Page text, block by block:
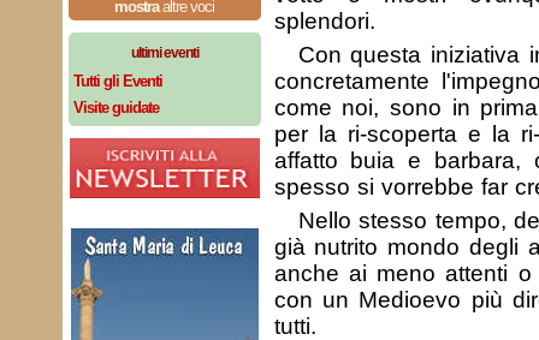
mostraaltre voci
ultimi eventi
Tutti gli Eventi
Visite guidate
splendori.
Con questa iniziativa
concretamente
come noi, sono in
per la ri-scoperta e la
affatto buia e barbara,
spesso si vorrebbe far
Nello stesso tempo,
già nutrito mondo degli
anche ai meno attenti o
con un Medioevo più
tutti.